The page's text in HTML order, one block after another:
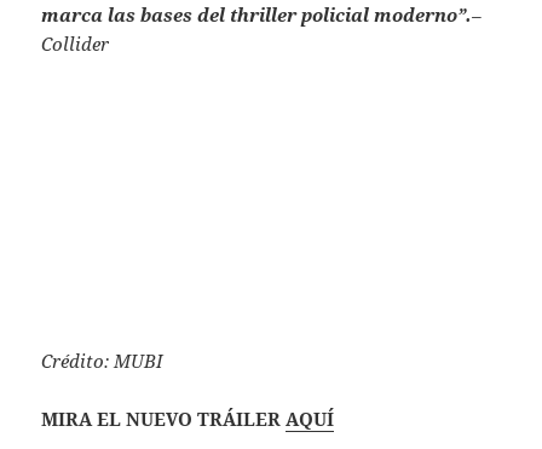
marca las bases del thriller policial moderno”.–
Collider
Crédito: MUBI
MIRA EL NUEVO TRÁILER AQUÍ